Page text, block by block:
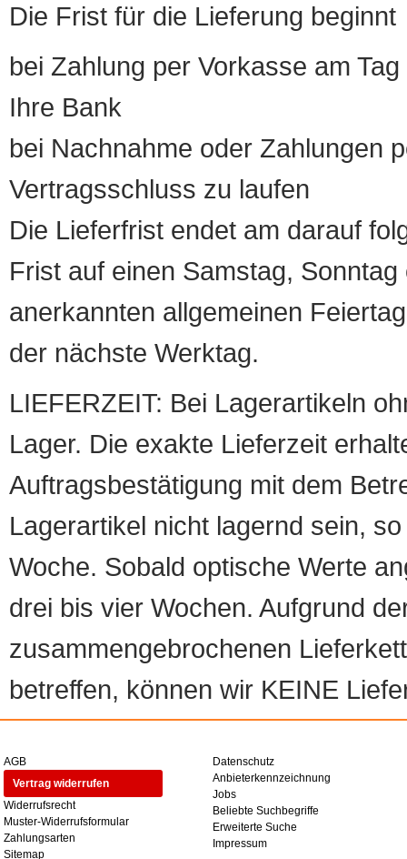
Die Frist für die Lieferung beginnt
bei Zahlung per Vorkasse am
Ihre Bank
bei Nachnahme oder Zahlungen
Vertragsschluss zu laufen
Die Lieferfrist endet am darauf
Frist auf einen Samstag,
anerkannten allgemeinen
der nächste Werktag.
LIEFERZEIT: Bei Lagerartikeln
Lager. Die exakte Lieferzeit
Auftragsbestätigung mit dem
Lagerartikel nicht lagernd sein,
Woche. Sobald optische Werte
drei bis vier Wochen. Aufgrund
zusammengebrochenen
betreffen, können wir KEINE
AGB
Vertrag widerrufen
Widerrufsrecht
Muster-Widerrufsformular
Zahlungsarten
Sitemap
Datenschutz
Anbieterkennzeichnung
Jobs
Beliebte Suchbegriffe
Erweiterte Suche
Impressum